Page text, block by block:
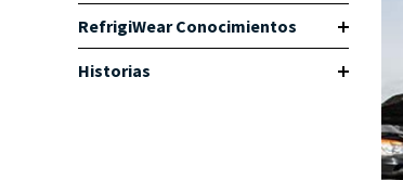
RefrigiWear Conocimientos
Historias